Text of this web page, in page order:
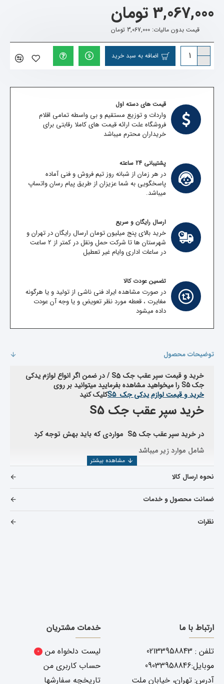
3,067,000 تومان
قیمت بدون مالیات: 3,067,000 تومان
اضافه به سبد خرید
قیمت های دسته اول
واردات و توزیع مستقیم و بی واسطه تمامی اقلام
فروشگاه علت ارائه قیمت های کاملا رقابتی برای
خریداران محترم میباشد
پشتیبانی 24 ساعته
در هر زمان از شبانه روز تیم فروش و فنی آماده
پاسخگویی به شما عزیزان از طریق پیام رسان واتساپ
میباشد.
ارسال رایگان و سریع
خرید بالای پنج میلیون تومان ارسال رایگان در تهران و
شهرستان ها تا شرکت حمل ونقل در کمتر از 2 ساعت
در ساعات اداری وایام غیر تعطیل
تضمین عودت کالا
در صورت مشاهده ایراد فنی ناشی از تولید و یا هرگونه
مغایرت ، قعطه مورد نظر تعویض و یا وجه آن عودت
داده میشود
توضیحات محصول
خرید و قیمت سپر عقب جک S5 /
در ضمن اگر انواع لوازم یدکی
جکS5را میخواهید مشاهده بفرمایید میتوانید بر روی
خرید و قیمت لوازم یدکی جکS5کلیک کنید
خرید سپر عقب جک S5
در خرید سپر عقب جک
مواردی که باید بهش توجه کرد
شامل موارد زیر میباشد
اعتبار کارخانه سازنده
استاندارد بودن قطعه تولید شده
تخصص وارد کننده
قیمت سپر عقب جک s5
نرخ ارز
دسته اول بودن (خرید از واردکننده)
نحوه ارسال کالا
ضمانت محصول و خدمات
نظرات
ارتباط با ما
تلفن : 02133958843
موبایل:09033958846
آدرس: تهران، خیابان ملت
خدمات مشتریان
لیست دلخواه من
0
حساب کاربری من
تاریخچه سفارشها